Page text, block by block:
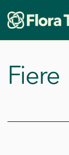
Skip to main
Fiere